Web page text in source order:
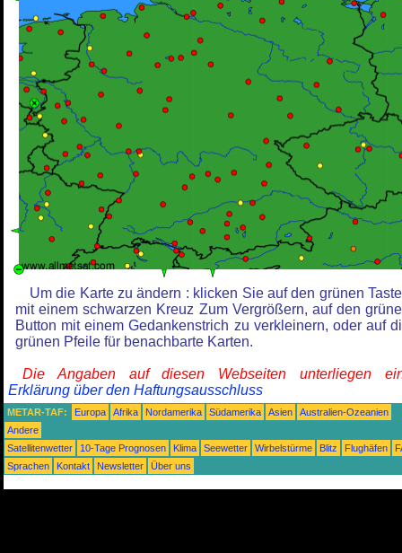
Um die Karte zu ändern : klicken Sie auf den grünen
mit einem schwarzen Kreuz Zum Vergrößern, auf den
Button mit einem Gedankenstrich zu verkleinern, oder auf
grünen Pfeile für benachbarte Karten.
Die Angaben auf diesen Webseiten unterliegen
Erklärung über den Haftungsausschluss
METAR-TAF: Europa Afrika Nordamerika Südamerika Asien
Australien-Ozeanien
Andere
Satellitenwetter
10-Tage Prognosen Klima Seewetter Wirbelstürme Blitz Flughäfen
Sprachen
Kontakt Newsletter Über uns